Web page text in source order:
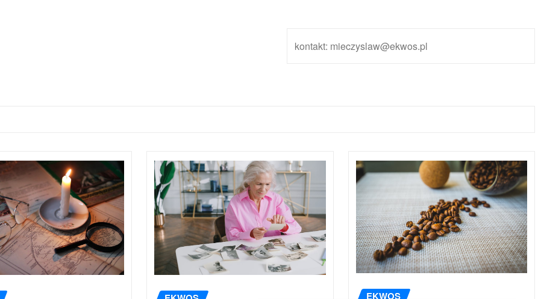
kontakt: mieczyslaw@ekwos.pl
EKWOS